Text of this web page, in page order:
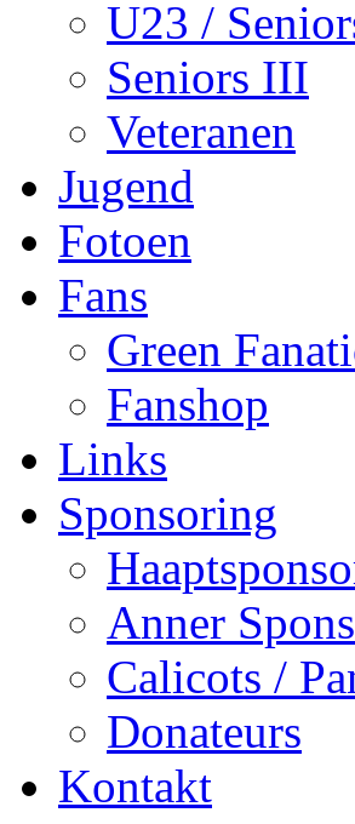
U23 /
Seniors III
Veteranen
Jugend
Fotoen
Fans
Green
Fanshop
Links
Sponsoring
Anner
Calicots /
Donateurs
Kontakt